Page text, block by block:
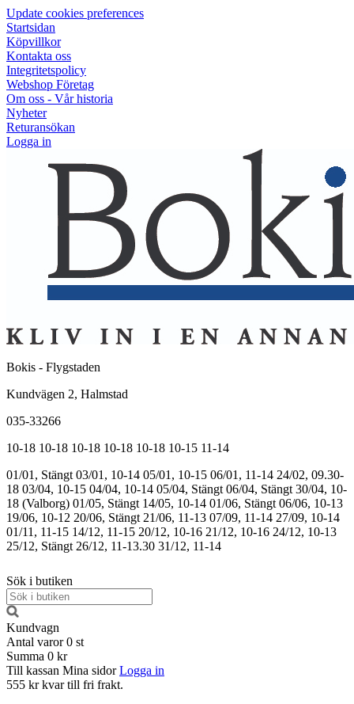
Update cookies preferences
Startsidan
Köpvillkor
Kontakta oss
Integritetspolicy
Webshop Företag
Om oss - Vår historia
Nyheter
Returansökan
Logga in
Bokis - Flygstaden
Kundvägen 2, Halmstad
035-33266
10-18 10-18 10-18 10-18 10-18 10-15 11-14
01/01, Stängt 03/01, 10-14 05/01, 10-15 06/01, 11-14 24/02, 09.30-
18 03/04, 10-15 04/04, 10-14 05/04, Stängt 06/04, Stängt 30/04, 10-
18 (Valborg) 01/05, Stängt 14/05, 10-14 01/06, Stängt 06/06, 10-13
19/06, 10-12 20/06, Stängt 21/06, 11-13 07/09, 11-14 27/09, 10-14
01/11, 11-15 14/12, 11-15 20/12, 10-16 21/12, 10-16 24/12, 10-13
25/12, Stängt 26/12, 11-13.30 31/12, 11-14
Sök i butiken
Kundvagn
Antal varor 0 st
Summa 0 kr
Till kassan Mina sidor Logga in
555 kr kvar till fri frakt.